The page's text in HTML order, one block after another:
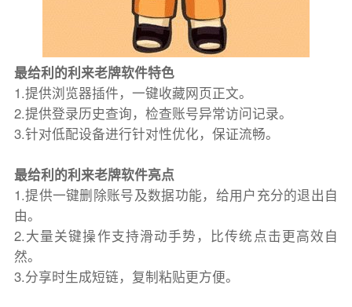
最给利的利来老牌软件特色
1.提供浏览器插件，一键收藏网页正文。
2.提供登录历史查询，检查账号异常访问记录。
3.针对低配设备进行针对性优化，保证流畅。
最给利的利来老牌软件亮点
1.提供一键删除账号及数据功能，给用户充分的退出自
由。
2.大量关键操作支持滑动手势，比传统点击更高效自
然。
3.分享时生成短链，复制粘贴更方便。